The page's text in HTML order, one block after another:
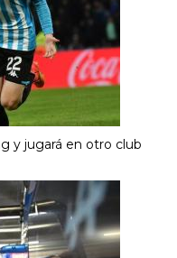
y jugará en otro club